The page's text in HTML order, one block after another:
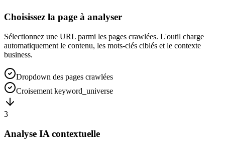
Choisissez la page à analyser
Sélectionnez une URL parmi les pages crawlées. L'outil charge
automatiquement le contenu, les mots-clés ciblés et le contexte
business.
Dropdown des pages crawlées
Croisement keyword_universe
3
Analyse IA contextuelle